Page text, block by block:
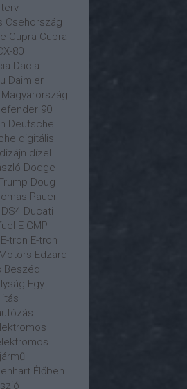
Csehország
Cupra Cupra
80
Dacia
Daimler
90
Deutsche
digitális
dizájn dízel
Dodge
Doug
Pauer
DS4 Ducati
E-GMP
E-tron E-tron
Edzard
Beszéd
Egy
Élőben